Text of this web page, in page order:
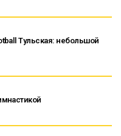
Тульская: небольшой